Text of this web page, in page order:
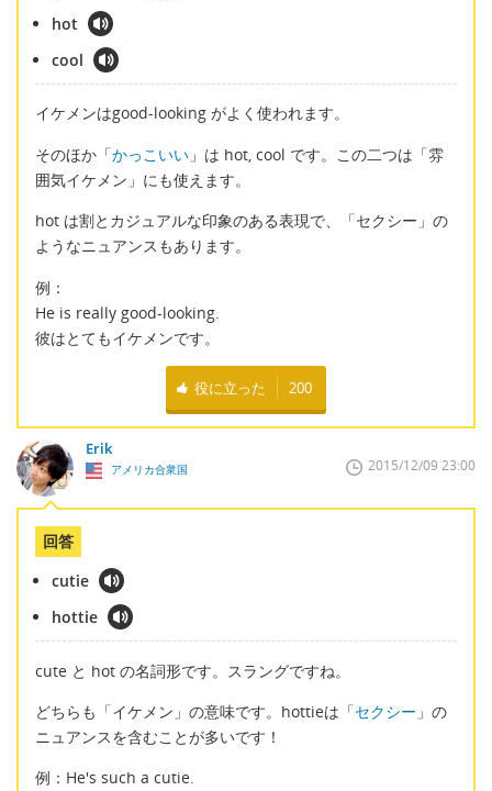
hot
cool
イケメンはgood-looking がよく使われます。
そのほか「かっこいい 」は hot, cool です。この二つは「雰
囲気イケメン」にも使えます。
hot は割とカジュアルな印象のある表現で、「セクシー」の
ようなニュアンスもあります。
例：
He is really good-looking.
彼はとてもイケメンです。
役に立った 200
Erik
アメリカ合衆国 2015/12/09 23:00
回答
cutie
hottie
cute と hot の名詞形です。スラングですね。
どちらも「イケメン」の意味です。hottieは「セクシー 」の
ニュアンスを含むことが多いです！
例：He's such a cutie.